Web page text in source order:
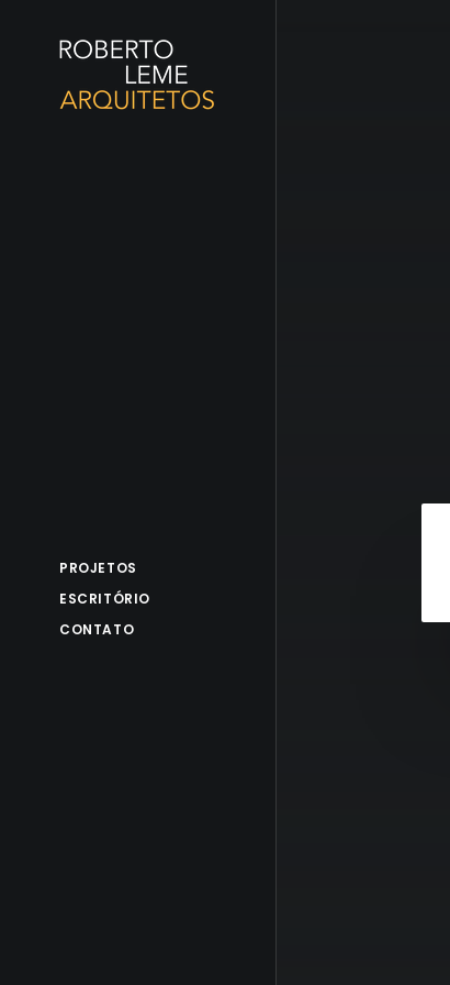
PROJETOS
ESCRITÓRIO
CONTATO